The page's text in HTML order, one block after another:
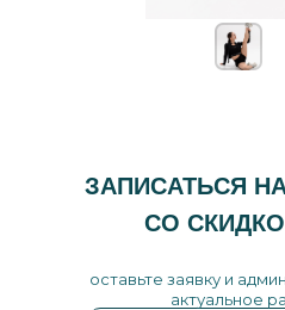
оставьте заявку и
актуальное
ЗАПИСАТЬСЯ
СО